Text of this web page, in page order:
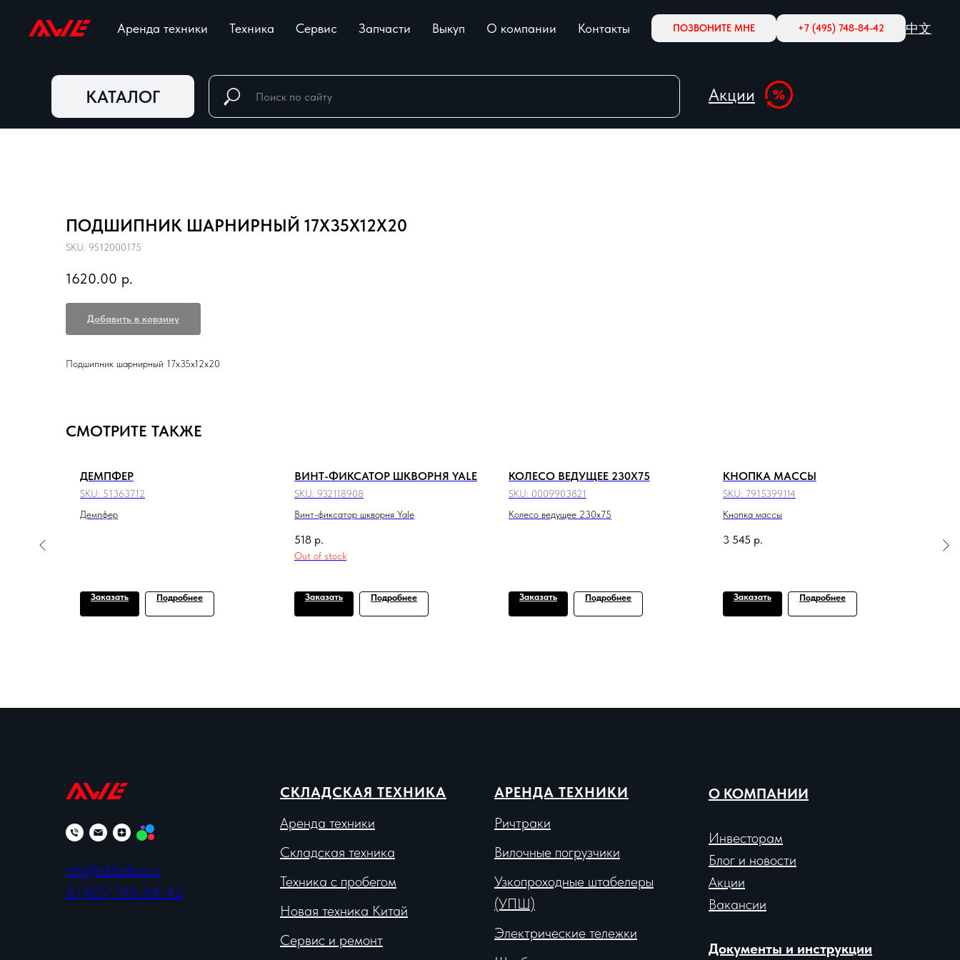
Аренда техники Техника Сервис Запчасти Выкуп О компании Контакты ПОЗВОНИТЕ МНЕ +7 (495) 748-84-42 中文
КАТАЛОГ Акции
ПОДШИПНИК ШАРНИРНЫЙ 17Х35Х12X20
SKU: 9512000175
1620.00 р.
Добавить в корзину
Подшипник шарнирный 17х35х12x20
СМОТРИТЕ ТАКЖЕ
ДЕМПФЕР
SKU: 51363712
Демпфер
Заказать Подробнее
ВИНТ-ФИКСАТОР ШКВОРНЯ YALE
SKU: 932118908
Винт-фиксатор шкворня Yale
518 р.
Out of stock
Заказать Подробнее
КОЛЕСО ВЕДУЩЕЕ 230X75
SKU: 0009903821
Колесо ведущее 230x75
Заказать Подробнее
КНОПКА МАССЫ
SKU: 7915399114
Кнопка массы
3 545 р.
Заказать Подробнее
info@skladkar.ru
8 (495) 748-84-42
СКЛАДСКАЯ ТЕХНИКА
Аренда техники
Складская техника
Техника с пробегом
Новая техника Китай
Сервис и ремонт
АРЕНДА ТЕХНИКИ
Ричтраки
Вилочные погрузчики
Узкопроходные штабелеры
(УПШ)
Электрические тележки
О КОМПАНИИ
Инвесторам
Блог и новости
Акции
Вакансии
Документы и инструкции